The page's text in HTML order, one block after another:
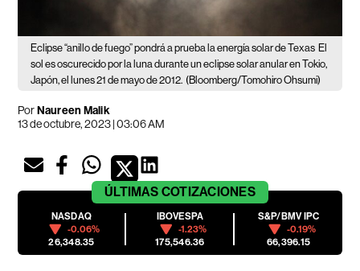
Eclipse “anillo de fuego” pondrá a prueba la energía solar de Texas El
sol es oscurecido por la luna durante un eclipse solar anular en Tokio,
Japón, el lunes 21 de mayo de 2012. (Bloomberg/Tomohiro Ohsumi)
PorNaureen Malik
13 de octubre, 2023 | 03:06 AM
ÚLTIMAS COTIZACIONES
NASDAQ
-0.06%
26,348.35
IBOVESPA
-1.23%
175,546.36
S&P/BMV IPC
-0.19%
66,396.15